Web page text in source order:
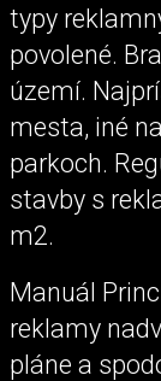
typy
povolené.
území.
mesta, iné
parkoch.
stavby s
m2.
Manuál
reklamy
pláne a